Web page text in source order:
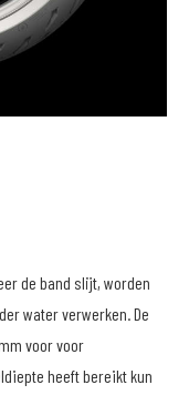
de band slijt, worden
water verwerken. De
voor voor
heeft bereikt kun